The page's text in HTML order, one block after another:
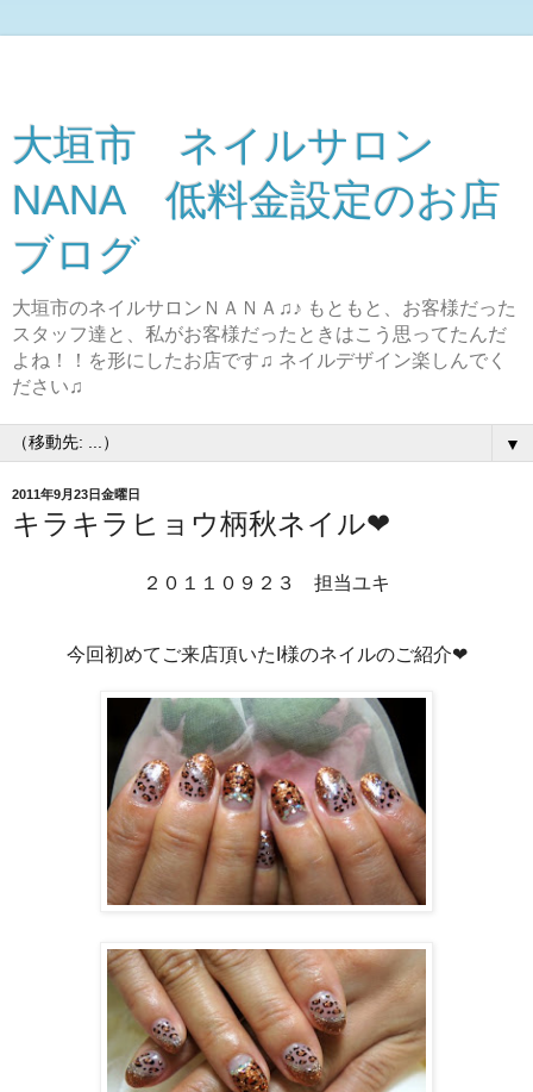
大垣市 ネイルサロン
NANA 低料金設定のお店
ブログ
大垣市のネイルサロンＮＡＮＡ♫♪ もともと、お客様だった
スタッフ達と、私がお客様だったときはこう思ってたんだ
よね！！を形にしたお店です♫ ネイルデザイン楽しんでく
ださい♫
▼
2011年9月23日金曜日
キラキラヒョウ柄秋ネイル❤
２０１１０９２３ 担当ユキ
今回初めてご来店頂いたI様のネイルのご紹介❤